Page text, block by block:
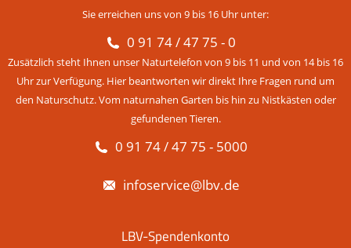
Sie erreichen uns von 9 bis 16 Uhr unter:
0 91 74 / 47 75 - 0
Zusätzlich steht Ihnen unser Naturtelefon von 9 bis 11 und von 14 bis 16
Uhr zur Verfügung. Hier beantworten wir direkt Ihre Fragen rund um
den Naturschutz. Vom naturnahen Garten bis hin zu Nistkästen oder
gefundenen Tieren.
0 91 74 / 47 75 - 5000
infoservice@lbv.de
LBV-Spendenkonto